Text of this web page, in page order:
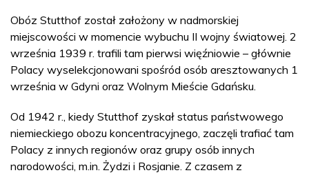
Obóz Stutthof został założony w nadmorskiej
miejscowości w momencie wybuchu II wojny światowej. 2
września 1939 r. trafili tam pierwsi więźniowie – głównie
Polacy wyselekcjonowani spośród osób aresztowanych 1
września w Gdyni oraz Wolnym Mieście Gdańsku.
Od 1942 r., kiedy Stutthof zyskał status państwowego
niemieckiego obozu koncentracyjnego, zaczęli trafiać tam
Polacy z innych regionów oraz grupy osób innych
narodowości, m.in. Żydzi i Rosjanie. Z czasem z